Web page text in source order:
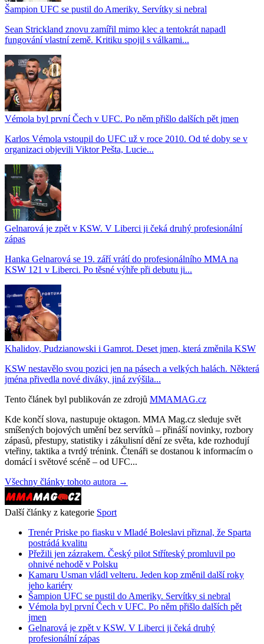
Šampion UFC se pustil do Ameriky. Servítky si nebral
Sean Strickland znovu zamířil mimo klec a tentokrát napadl
fungování vlastní země. Kritiku spojil s válkami...
Vémola byl první Čech v UFC. Po něm přišlo dalších pět jmen
Karlos Vémola vstoupil do UFC už v roce 2010. Od té doby se v
organizaci objevili Viktor Pešta, Lucie...
Gelnarová je zpět v KSW. V Liberci ji čeká druhý profesionální
zápas
Hanka Gelnarová se 19. září vrátí do profesionálního MMA na
KSW 121 v Liberci. Po těsné výhře při debutu ji...
Khalidov, Pudzianowski i Gamrot. Deset jmen, která změnila KSW
KSW nestavělo svou pozici jen na pásech a velkých halách. Některá
jména přivedla nové diváky, jiná zvýšila...
Tento článek byl publikován ze zdrojů MMAMAG.cz
Kde končí slova, nastupuje oktagon. MMA Mag.cz sleduje svět
smíšených bojových umění bez servítků – přináší novinky, rozbory
zápasů, přestupy, statistiky i zákulisní dění ze světa, kde rozhodují
vteřiny, taktika a tvrdý trénink. Čtenáři se dostanou k informacím o
domácí i světové scéně – od UFC...
Všechny články tohoto autora →
Další články z kategorie Sport
Trenér Priske po fiasku v Mladé Boleslavi přiznal, že Sparta
postrádá kvalitu
Přežili jen zázrakem. Český pilot Stříteský promluvil po
ohnivé nehodě v Polsku
Kamaru Usman vládl velteru. Jeden kop změnil další roky
jeho kariéry
Šampion UFC se pustil do Ameriky. Servítky si nebral
Vémola byl první Čech v UFC. Po něm přišlo dalších pět
jmen
Gelnarová je zpět v KSW. V Liberci ji čeká druhý
profesionální zápas